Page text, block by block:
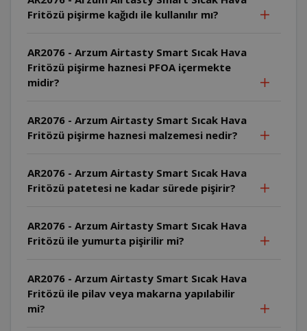
Fritözü pişirme kağıdı ile kullanılır mı?
AR2076 - Arzum Airtasty Smart Sıcak Hava
Fritözü pişirme haznesi PFOA içermekte
midir?
AR2076 - Arzum Airtasty Smart Sıcak Hava
Fritözü pişirme haznesi malzemesi nedir?
AR2076 - Arzum Airtasty Smart Sıcak Hava
Fritözü patetesi ne kadar sürede pişirir?
AR2076 - Arzum Airtasty Smart Sıcak Hava
Fritözü ile yumurta pişirilir mi?
AR2076 - Arzum Airtasty Smart Sıcak Hava
Fritözü ile pilav veya makarna yapılabilir
mi?